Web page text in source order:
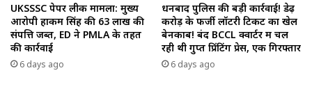
UKSSSC पेपर लीक मामला: मुख्य
आरोपी हाकम सिंह की ₹63 लाख की
संपत्ति जब्त, ED ने PMLA के तहत
की कार्रवाई
6 days ago
धनबाद पुलिस की बड़ी कार्रवाई! डेढ़
करोड़ के फर्जी लॉटरी टिकट का खेल
बेनकाब! बंद BCCL क्वार्टर में चल
रही थी गुप्त प्रिंटिंग प्रेस, एक गिरफ्तार
6 days ago